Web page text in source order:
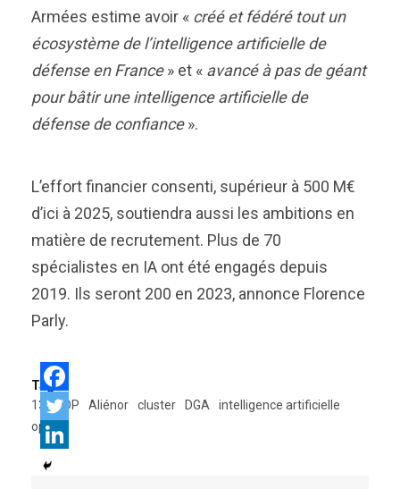
Armées estime avoir « créé et fédéré tout un
écosystème de l’intelligence artificielle de
défense en France» et « avancé à pas de géant
pour bâtir une intelligence artificielle de
défense de confiance».
L’effort financier consenti, supérieur à 500 M€
d’ici à 2025, soutiendra aussi les ambitions en
matière de recrutement. Plus de 70
spécialistes en IA ont été engagés depuis
2019. Ils seront 200 en 2023, annonce Florence
Parly.
Tags:
13e RDP
Aliénor cluster DGA
intelligence artificielle
opex